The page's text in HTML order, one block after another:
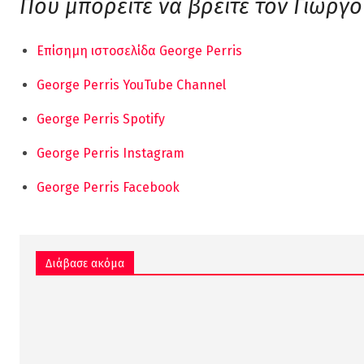
Πού μπορείτε να βρείτε τον
Επίσημη ιστοσελίδα George Perris
George Perris YouTube Channel
George Perris Spotify
George Perris Instagram
George Perris Facebook
Διάβασε ακόμα